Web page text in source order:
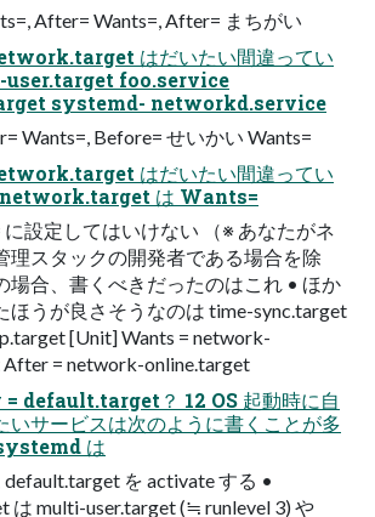
After= Wants=, After= まちがい
はだいたい間違ってい
user.target foo.service
systemd- networkd.service
Wants=, Before= せいかい Wants=
はだいたい間違ってい
network.target は Wants=
に設定してはいけない （※ あなたがネ
理スタックの開発者である場合を除
場合、書くべきだったのはこれ • ほか
ほうが良さそうなのは time-sync.target
[Unit] Wants = network-
After = network-online.target
default.target？ 12 OS 起動時に自
いサービスは次のように書くことが多
は
default.target を activate する •
は multi-user.target (≒ runlevel 3) や